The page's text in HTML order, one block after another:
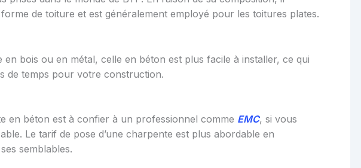
forme de toiture et est généralement employé pour les toitures plates.
bois ou en métal, celle en béton est plus facile à installer, ce qui
de temps pour votre construction.
en béton est à confier à un professionnel comme EMC, si vous
Le tarif de pose d’une charpente est plus abordable en
semblables.